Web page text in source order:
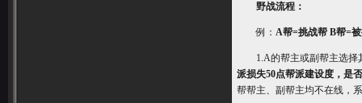
野战流程：
例：A帮=挑战帮 B帮=
1.A的帮主或副帮主选择
派损失50点帮派建设度，是
帮帮主、副帮主均不在线，